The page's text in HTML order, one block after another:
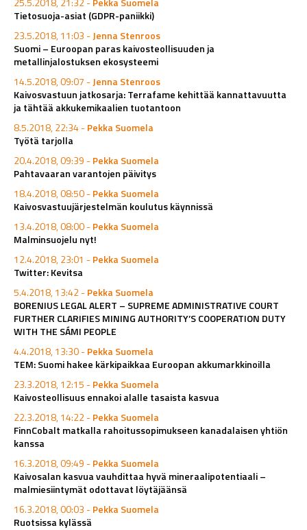
Tietosuoja-asiat (GDPR-paniikki)
23.5.2018, 11:03 -Jenna Stenroos
Suomi – Euroopan paras kaivosteollisuuden ja
metallinjalostuksen ekosysteemi
14.5.2018, 09:07 -Jenna Stenroos
Kaivosvastuun jatkosarja: Terrafame kehittää kannattavuutta
ja tähtää akkukemikaalien tuotantoon
8.5.2018, 22:34 -Pekka Suomela
Työtä tarjolla
20.4.2018, 09:39 -Pekka Suomela
Pahtavaaran varantojen päivitys
18.4.2018, 08:50 -Pekka Suomela
Kaivosvastuujärjestelmän koulutus käynnissä
13.4.2018, 08:00 -Pekka Suomela
Malminsuojelu nyt!
12.4.2018, 23:01 -Pekka Suomela
Twitter: Kevitsa
5.4.2018, 13:42 -Pekka Suomela
BORENIUS LEGAL ALERT – SUPREME ADMINISTRATIVE COURT
FURTHER CLARIFIES MINING AUTHORITY’S COOPERATION DUTY
WITH THE SÁMI PEOPLE
4.4.2018, 13:30 -Pekka Suomela
TEM: Suomi hakee kärkipaikkaa Euroopan akkumarkkinoilla
23.3.2018, 12:15 -Pekka Suomela
Kaivosteollisuus ennakoi alalle tasaista kasvua
22.3.2018, 14:22 -Pekka Suomela
FinnCobalt matkalla rahoitussopimukseen kanadalaisen yhtiön
kanssa
16.3.2018, 09:49 -Pekka Suomela
Kaivosalan kasvua vauhdittaa hyvä mineraalipotentiaali –
malmiesiintymät odottavat löytäjäänsä
16.3.2018, 00:03 -Pekka Suomela
Ruotsissa kylässä